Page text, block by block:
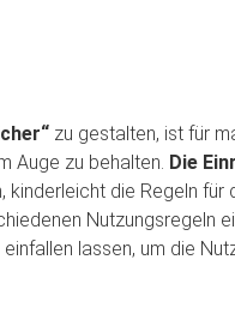
zu gestalten, ist für
Auge zu behalten. Die
die Regeln für
Nutzungsregeln
lassen, um die